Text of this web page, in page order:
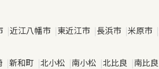
近江八幡市 東近江市 長浜市 米原市
新和町 北小松 南小松 北比良 南比良